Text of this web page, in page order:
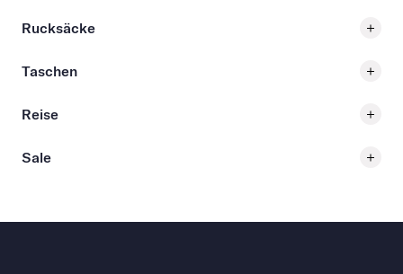
Rucksäcke
Taschen
Reise
Sale